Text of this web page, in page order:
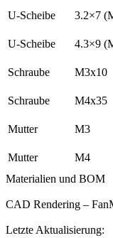
U-Scheibe
3.2×7
U-Scheibe
4.3×9
Schraube
M3x10
Schraube
M4x35
Mutter
M3
Mutter
M4
Materialien und BOM
CAD Rendering –
Letzte Aktualisierung: